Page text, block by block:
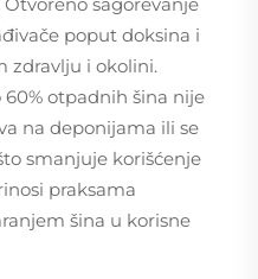
poput doksina i
zdravlju i okolini.
otpadnih šina nije
na deponijama ili se
smanjuje korišćenje
praksama
šina u korisne